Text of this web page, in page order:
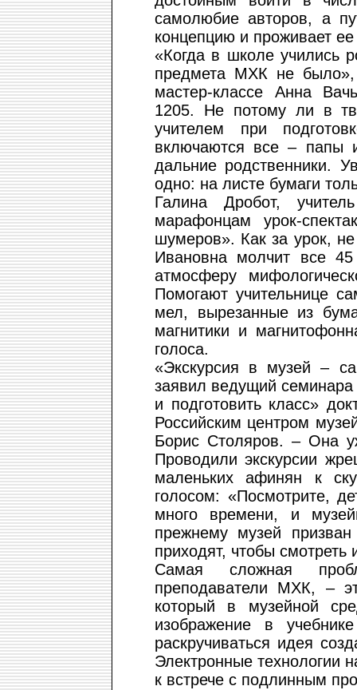
самолюбие авторов, а
концепцию и проживает
«Когда в школе учились
предмета МХК не
мастер-классе Анна
1205. Не потому ли в
учителем при
включаются все –
дальние родственники.
одно: на листе бумаги
Галина Дробот,
марафонцам урок-
шумеров». Как за урок,
Ивановна молчит все 45
атмосферу
Помогают учительнице
мел, вырезанные из
магнитики и
голоса.
«Экскурсия в музей –
заявил ведущий семинара
и подготовить класс»
Российским центром
Борис Столяров. – Она
Проводили экскурсии
маленьких афинян к
голосом: «Посмотрите,
много времени, и
прежнему музей
приходят, чтобы
Самая сложная
преподаватели МХК, –
который в музейной
изображение в
раскручиваться идея
Электронные технологии
к встрече с подлинным